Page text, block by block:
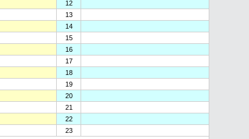
12
13
14
15
16
17
18
19
20
21
22
23